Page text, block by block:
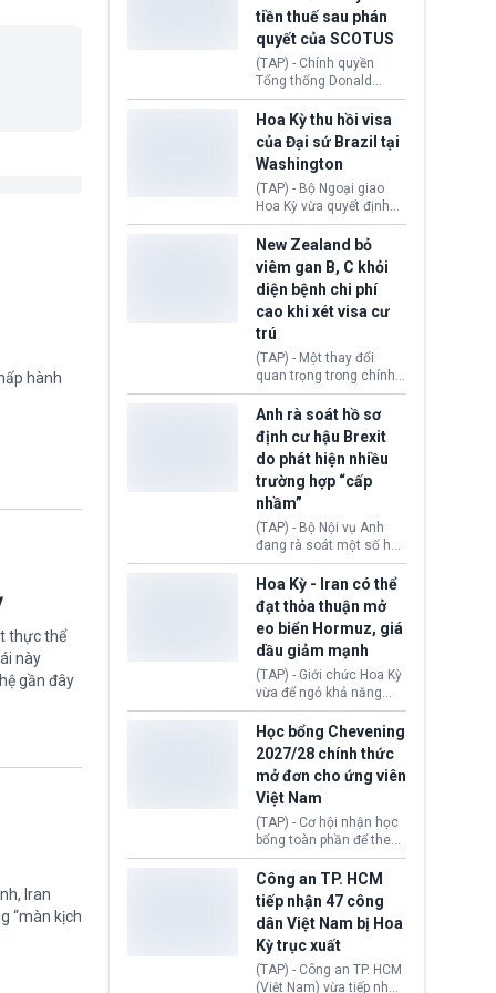
hành
thực thể
này
gần đây
Iran
“màn kịch
tục giảm trong thời gian
tới.
tiền thuế sau phán
quyết của SCOTUS
(TAP) - Chính quyền
Tổng thống Donald
Trump đã hoàn trả
khoảng 100 tỷ USD thuế
quan từng thu theo Đạo
luật Quyền hạn Kinh tế
Khẩn cấp Quốc tế
(IEEPA). Động thái này
diễn ra sau phán quyết
hồi tháng 2 bởi Tòa án
Tối cao Hoa Kỳ
(SCOTUS) khi tuyên bố,
việc áp thuế diện rộng là
hoàn toàn bất hợp pháp.
Hoa Kỳ thu hồi visa
của Đại sứ Brazil tại
Washington
(TAP) - Bộ Ngoại giao
Hoa Kỳ vừa quyết định
thu hồi thị thực (visa)
của bà Maria Luiza
Ribeiro Viotti - Đại sứ
Brazil tại Washington.
Động thái trên diễn ra
trong bối cảnh tranh
chấp ngoại giao giữa
chính quyền Tổng thống
Donald Trump và chính
phủ cánh tả Tổng thống
da Silva đang leo thang
gay gắt.
New Zealand bỏ
viêm gan B, C khỏi
diện bệnh chi phí
cao khi xét visa cư
trú
(TAP) - Một thay đổi
quan trọng trong chính
sách nhập cư của New
Zealand đang mở ra
thêm cơ hội cho nhiều
người muốn định cư. Từ
nay, người mắc viêm
gan B hoặc viêm gan C
sẽ không còn bị mặc
định không đáp ứng tiêu
chuẩn sức khỏe chỉ vì
chi phí điều trị khi nộp hồ
Anh rà soát hồ sơ
định cư hậu Brexit
do phát hiện nhiều
trường hợp “cấp
nhầm”
(TAP) - Bộ Nội vụ Anh
đang rà soát một số hồ
sơ thuộc Chương trình
Định cư EU (EU
Settlement Scheme -
EUSS) sau khi xác định
có trường hợp được cấp
quy chế cư trú hậu
Brexit “do nhầm lẫn”.
Động thái này làm dấy
lên lo ngại về việc thực
thi Thỏa thuận Rút khỏi
Liên minh châu Âu
(Withdrawal
Agreement).
Hoa Kỳ - Iran có thể
đạt thỏa thuận mở
eo biển Hormuz, giá
dầu giảm mạnh
(TAP) - Giới chức Hoa Kỳ
vừa để ngỏ khả năng
sớm đạt thỏa thuận với
Iran nhằm mở lại eo biển
Hormuz, mở đường cho
việc khôi phục hoạt
động hàng hải. Những
tín hiệu ngoại giao tích
cực này lập tức tác động
đến thị trường năng
lượng, kéo giá dầu thế
giới lùi sâu xuống dưới
mức 80 USD/thùng.
Học bổng Chevening
2027/28 chính thức
mở đơn cho ứng viên
Việt Nam
(TAP) - Cơ hội nhận học
bổng toàn phần để theo
học chương trình thạc sĩ
tại Vương quốc Anh đã
chính thức quay trở lại.
Học bổng Chevening
2027/28 của Chính phủ
Anh vừa mở cổng ứng
tuyển dành riêng ứng
viên Việt Nam, hỗ trợ
Công an TP. HCM
tiếp nhận 47 công
dân Việt Nam bị Hoa
Kỳ trục xuất
(TAP) - Công an TP. HCM
(Việt Nam) vừa tiếp nhận